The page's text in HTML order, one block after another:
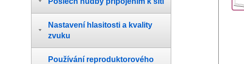
Nastavení hlasitosti a kvality
zvuku
Používání reproduktorového